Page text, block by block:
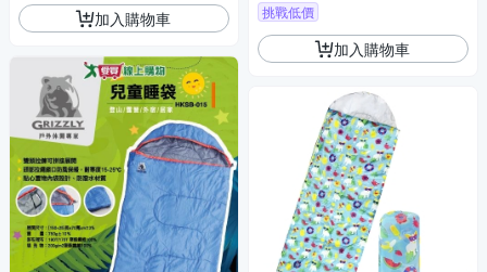
加入購物車 挑戰低價
加入購物車